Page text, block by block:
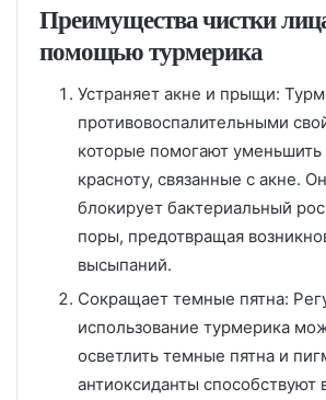
Преимущества чистки
помощью турмерика
Устраняет акне и прыщи:
противовоспалительными
которые помогают уменьшить
красноту, связанные с акне.
блокирует бактериальный
поры, предотвращая
высыпаний.
Сокращает темные пятна:
использование турмерика
осветлить темные пятна и
антиоксиданты способствуют